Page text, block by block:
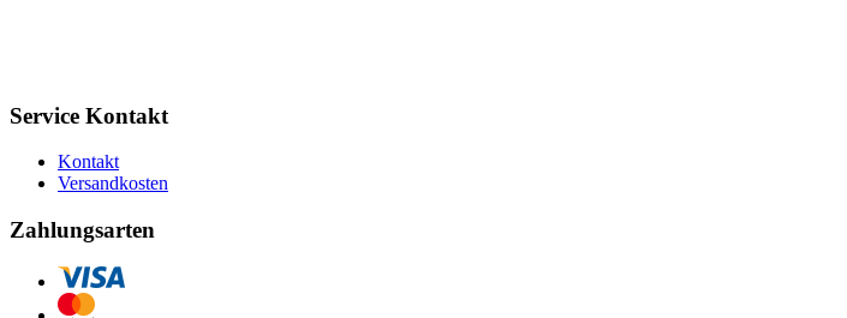
Service Kontakt
Kontakt
Versandkosten
Zahlungsarten